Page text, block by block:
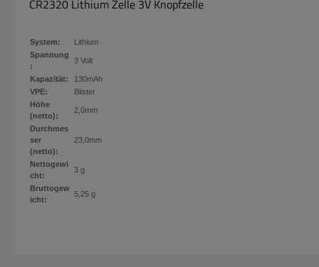
CR2320 Lithium Zelle 3V Knopfzelle
System:
Lithium
Spannung
:
3 Volt
Kapazität:
130mAh
VPE:
Blister
Höhe
(netto):
2,0mm
Durchmes
ser
(netto):
23,0mm
Nettogewi
cht:
3 g
Bruttogew
icht:
5,25 g